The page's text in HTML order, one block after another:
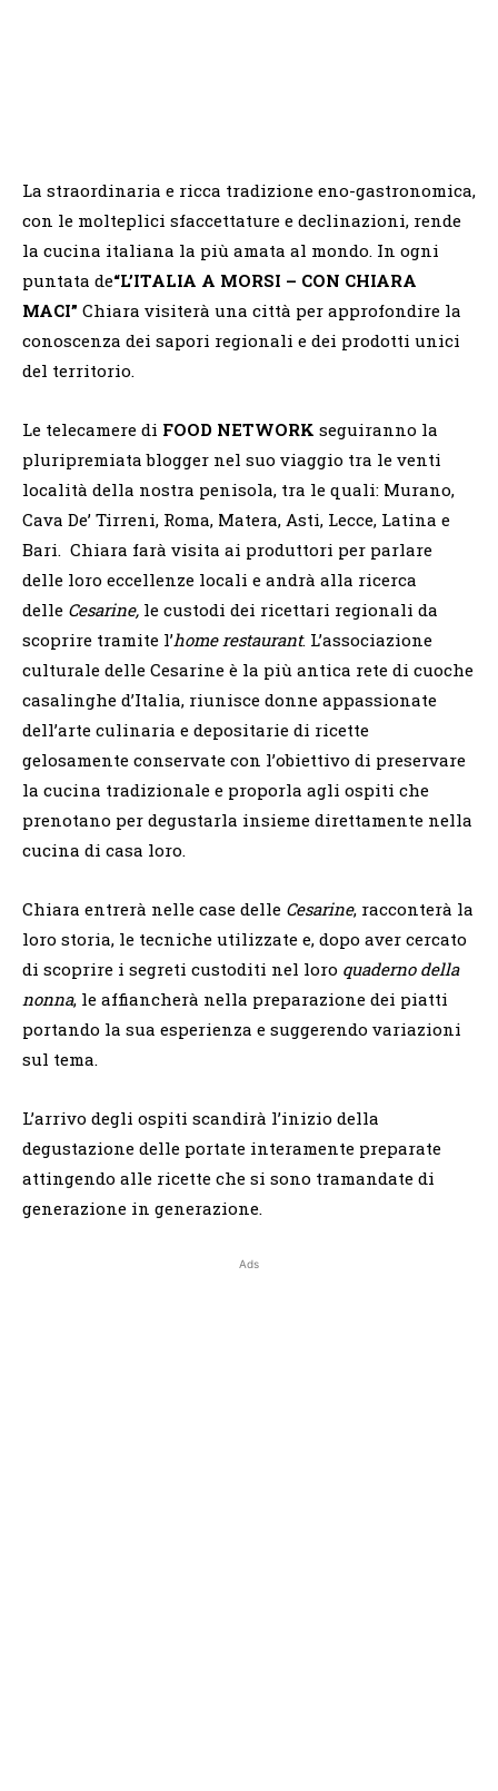
La straordinaria e ricca tradizione eno-gastronomica,
con le molteplici sfaccettature e declinazioni, rende
la cucina italiana la più amata al mondo. In ogni
puntata de“L’ITALIA A MORSI – CON CHIARA
MACI” Chiara visiterà una città per approfondire la
conoscenza dei sapori regionali e dei prodotti unici
del territorio.
Le telecamere di FOOD NETWORK seguiranno la
pluripremiata blogger nel suo viaggio tra le venti
località della nostra penisola, tra le quali: Murano,
Cava De’ Tirreni, Roma, Matera, Asti, Lecce, Latina e
Bari. Chiara farà visita ai produttori per parlare
delle loro eccellenze locali e andrà alla ricerca
delle Cesarine, le custodi dei ricettari regionali da
scoprire tramite l’home restaurant. L’associazione
culturale delle Cesarine è la più antica rete di cuoche
casalinghe d’Italia, riunisce donne appassionate
dell’arte culinaria e depositarie di ricette
gelosamente conservate con l’obiettivo di preservare
la cucina tradizionale e proporla agli ospiti che
prenotano per degustarla insieme direttamente nella
cucina di casa loro.
Chiara entrerà nelle case delle Cesarine, racconterà la
loro storia, le tecniche utilizzate e, dopo aver cercato
di scoprire i segreti custoditi nel loro quaderno della
nonna, le affiancherà nella preparazione dei piatti
portando la sua esperienza e suggerendo variazioni
sul tema.
L’arrivo degli ospiti scandirà l’inizio della
degustazione delle portate interamente preparate
attingendo alle ricette che si sono tramandate di
generazione in generazione.
Ads